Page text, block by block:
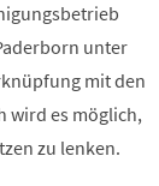
unter
mit den
wird es möglich,
zu lenken.